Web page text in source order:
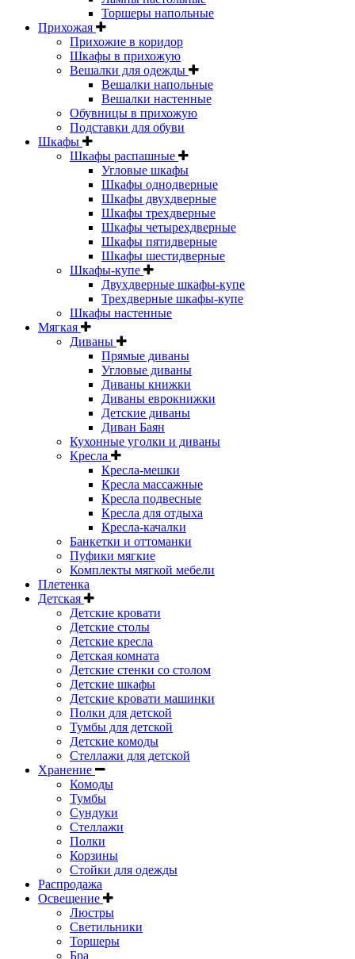
Торшеры напольные
Прихожая
Прихожие в коридор
Шкафы в прихожую
Вешалки для одежды
Вешалки напольные
Вешалки настенные
Обувницы в прихожую
Подставки для обуви
Шкафы
Шкафы распашные
Угловые шкафы
Шкафы однодверные
Шкафы двухдверные
Шкафы трехдверные
Шкафы четырехдверные
Шкафы пятидверные
Шкафы шестидверные
Шкафы-купе
Двухдверные шкафы-купе
Трехдверные шкафы-купе
Шкафы настенные
Мягкая
Диваны
Прямые диваны
Угловые диваны
Диваны книжки
Диваны еврокнижки
Детские диваны
Диван Баян
Кухонные уголки и диваны
Кресла
Кресла-мешки
Кресла массажные
Кресла подвесные
Кресла для отдыха
Кресла-качалки
Банкетки и оттоманки
Пуфики мягкие
Комплекты мягкой мебели
Плетенка
Детская
Детские кровати
Детские столы
Детские кресла
Детская комната
Детские стенки со столом
Детские шкафы
Детские кровати машинки
Полки для детской
Тумбы для детской
Детские комоды
Стеллажи для детской
Хранение
Комоды
Тумбы
Сундуки
Стеллажи
Полки
Корзины
Стойки для одежды
Распродажа
Освещение
Люстры
Светильники
Торшеры
Бра